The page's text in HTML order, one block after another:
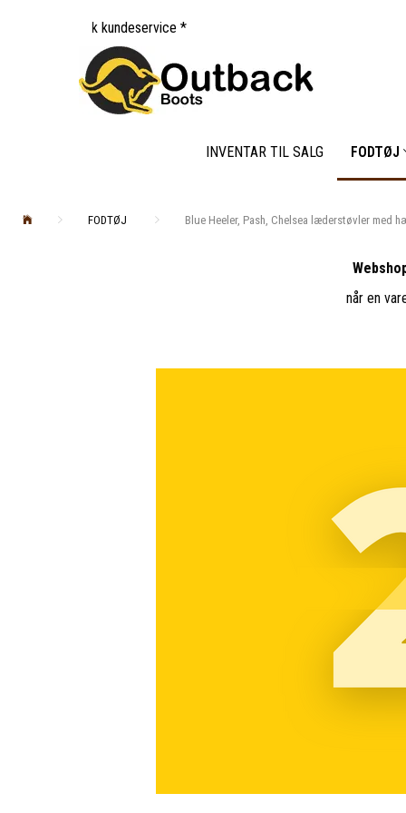
INVENTAR TIL SALG FODTØJ
FODTØJ Blue Heeler, Pash, Chelsea læderstøvler med
når en